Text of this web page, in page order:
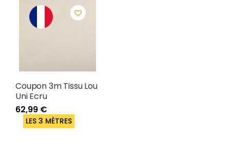
Coupon 3m Tissu Lou
Uni Ecru
62,99 €
LES 3 MÈTRES